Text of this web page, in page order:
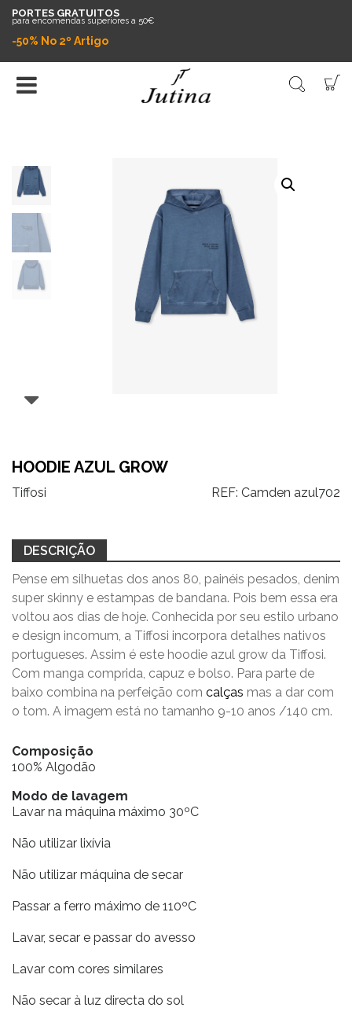
PORTES GRATUITOS
para encomendas superiores a 50€
-50% No 2º Artigo
HOODIE AZUL GROW
Tiffosi REF: Camden azul702
DESCRIÇÃO
Pense em silhuetas dos anos 80, painéis pesados, denim
super skinny e estampas de bandana. Pois bem essa era
voltou aos dias de hoje. Conhecida por seu estilo urbano
e design incomum, a Tiffosi incorpora detalhes nativos
portugueses. Assim é este hoodie azul grow da Tiffosi.
Com manga comprida, capuz e bolso. Para parte de
baixo combina na perfeição com calças mas a dar com
o tom. A imagem está no tamanho 9-10 anos /140 cm.
Composição
100% Algodão
Modo de lavagem
Lavar na máquina máximo 30ºC
Não utilizar lixívia
Não utilizar máquina de secar
Passar a ferro máximo de 110ºC
Lavar, secar e passar do avesso
Lavar com cores similares
Não secar à luz directa do sol